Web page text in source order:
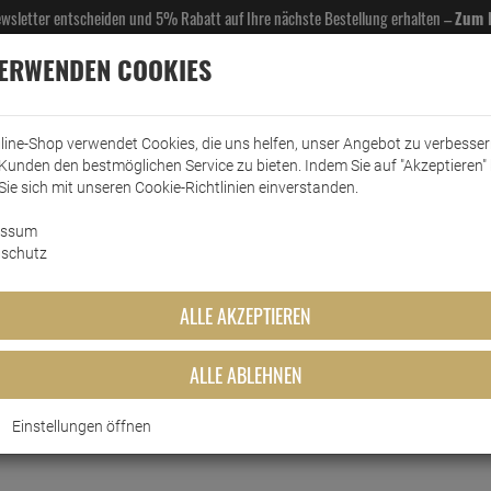
entscheiden und 5% Rabatt auf Ihre nächste Bestellung erhalten –Zum
& GASTROBEDARF DROGERIE KÜCHE & HAUSHALT KFZ
Glas-Oberflächen Ultra-
COOKIES
Shop verwendet Cookies, die uns helfen, unser Angebot zu
den bestmöglichen Service zu bieten. Indem Sie auf "Akzeptieren"
sich mit unseren Cookie-Richtlinien einverstanden.
ALLE AKZEPTIEREN
ALLE ABLEHNEN
Einstellungen öffnen